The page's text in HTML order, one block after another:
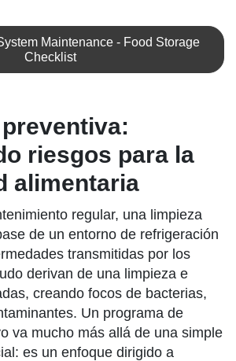
Maintenance - Food Storage
Checklist
riesgos para la
alimentaria
regular, una limpieza
de un entorno de refrigeración
transmitidas por los
derivan de una limpieza e
creando focos de bacterias,
Un programa de
va mucho más allá de una simple
es un enfoque dirigido a